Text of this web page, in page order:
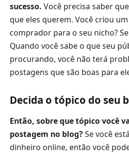
sucesso. Você precisa saber
que eles querem. Você criou
comprador para o seu nicho?
Quando você sabe o que seu
procurando, você não terá
postagens que são boas para
Decida o tópico do seu
Então, sobre que tópico você
postagem no blog?Se você
dinheiro online, então você